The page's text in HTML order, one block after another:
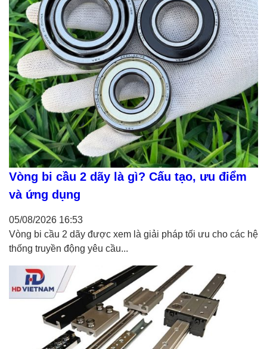
Vòng bi cầu 2 dãy là gì? Cấu tạo, ưu điểm
và ứng dụng
05/08/2026 16:53
Vòng bi cầu 2 dãy được xem là giải pháp tối ưu cho các hệ
thống truyền động yêu cầu...